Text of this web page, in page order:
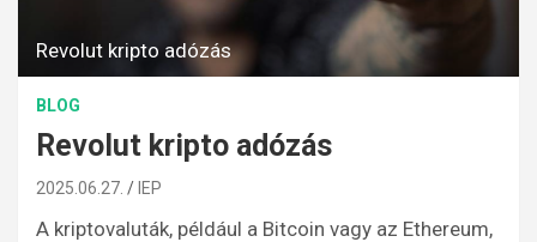
Revolut kripto adózás
BLOG
Revolut kripto adózás
2025.06.27. IEP
A kriptovaluták, például a Bitcoin vagy az Ethereum,